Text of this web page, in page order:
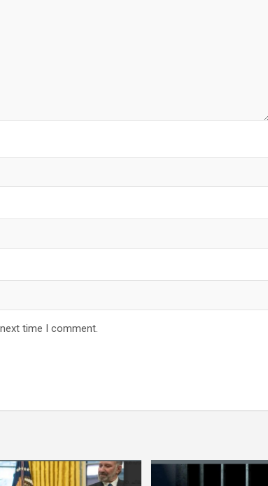
time I comment.